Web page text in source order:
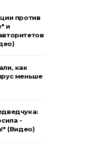
против
и
как
меньше
-
(Видео)